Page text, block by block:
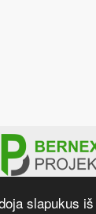
slapukus